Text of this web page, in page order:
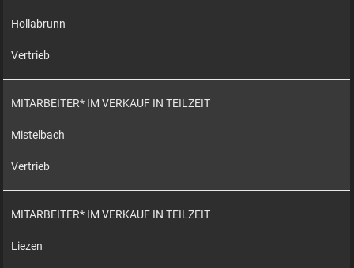
Hollabrunn
Vertrieb
MITARBEITER* IM VERKAUF IN TEILZEIT
Mistelbach
Vertrieb
MITARBEITER* IM VERKAUF IN TEILZEIT
Liezen